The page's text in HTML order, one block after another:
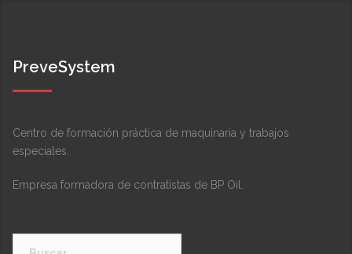
PreveSystem
Centro de formación práctica de maquinaria y trabajos
especiales.
Empresa formadora de contratistas de BP Oil.